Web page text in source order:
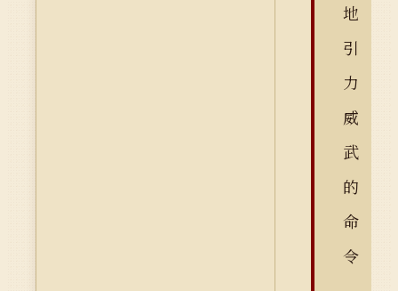
地
引
力
威
武
的
命
令